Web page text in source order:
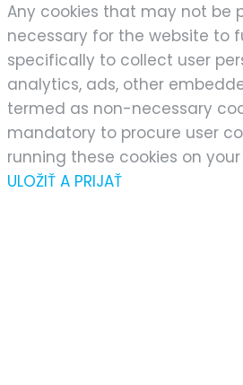
Any cookies that may not be
necessary for the website to
specifically to collect user
analytics, ads, other
termed as non-necessary
mandatory to procure user
running these cookies on
ULOŽIŤ A PRIJAŤ